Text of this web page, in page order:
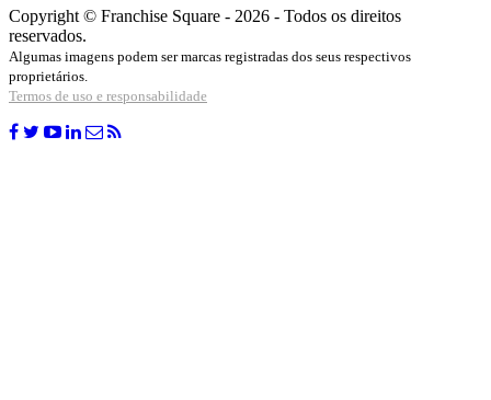
Copyright © Franchise Square - 2026 - Todos os direitos
reservados.
Algumas imagens podem ser marcas registradas dos seus respectivos
proprietários.
Termos de uso e responsabilidade